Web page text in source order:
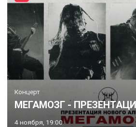
Концерт
МЕГАМОЗГ -
4 ноября, 19:00